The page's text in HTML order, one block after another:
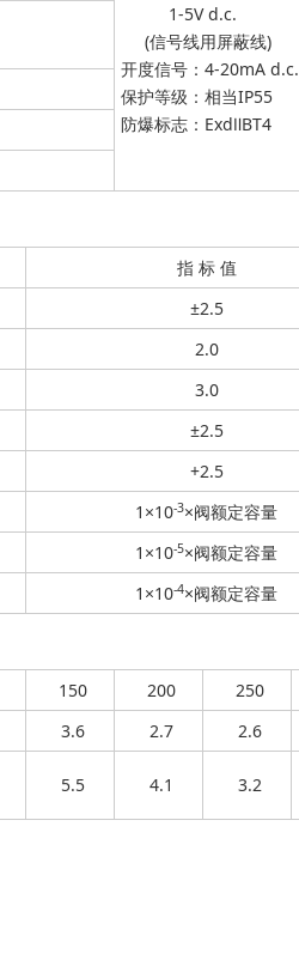
1-5V d.c.
(信号线用屏蔽线)
开度信号：4-20mA d.c.
保护等级：相当IP55
防爆标志：ExdⅡBT4
指 标 值
±2.5
2.0
3.0
±2.5
+2.5
1×10-3×阀额定容量
1×10-5×阀额定容量
1×10-4×阀额定容量
150 200 250
3.6 2.7 2.6
5.5 4.1 3.2